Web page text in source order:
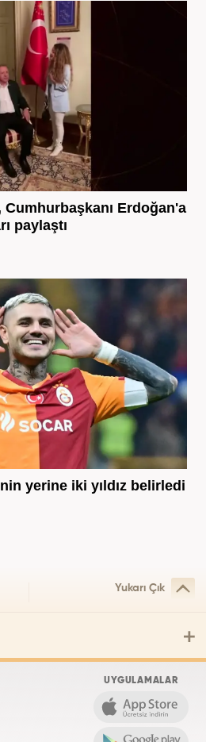
Cumhurbaşkanı Erdoğan'a
paylaştı
yerine iki yıldız belirledi
Yukarı Çık
UYGULAMALAR